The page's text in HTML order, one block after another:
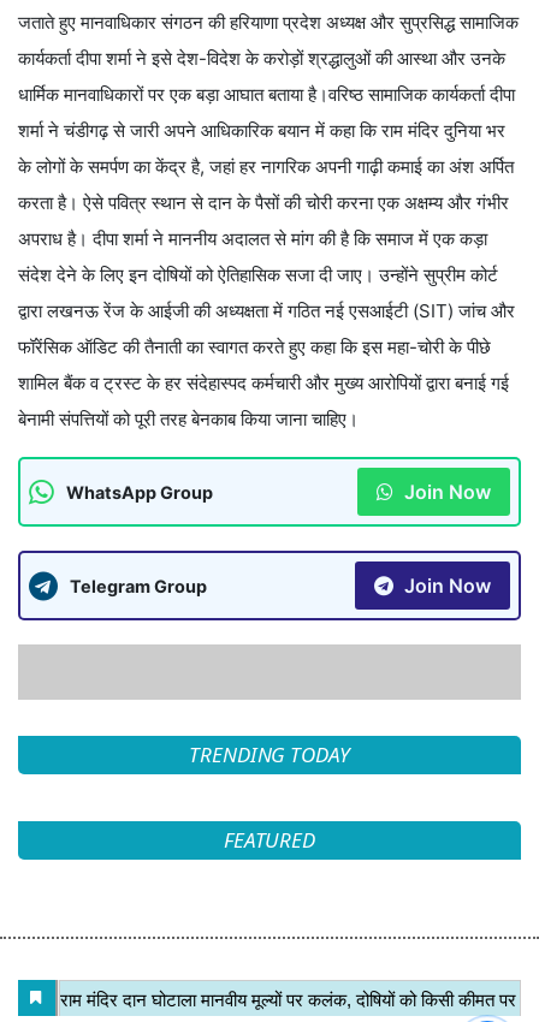
जताते हुए मानवाधिकार संगठन की हरियाणा प्रदेश अध्यक्ष और सुप्रसिद्ध सामाजिक
कार्यकर्ता दीपा शर्मा ने इसे देश-विदेश के करोड़ों श्रद्धालुओं की आस्था और उनके
धार्मिक मानवाधिकारों पर एक बड़ा आघात बताया है।वरिष्ठ सामाजिक कार्यकर्ता दीपा
शर्मा ने चंडीगढ़ से जारी अपने आधिकारिक बयान में कहा कि राम मंदिर दुनिया भर
के लोगों के समर्पण का केंद्र है, जहां हर नागरिक अपनी गाढ़ी कमाई का अंश अर्पित
करता है। ऐसे पवित्र स्थान से दान के पैसों की चोरी करना एक अक्षम्य और गंभीर
अपराध है। दीपा शर्मा ने माननीय अदालत से मांग की है कि समाज में एक कड़ा
संदेश देने के लिए इन दोषियों को ऐतिहासिक सजा दी जाए। उन्होंने सुप्रीम कोर्ट
द्वारा लखनऊ रेंज के आईजी की अध्यक्षता में गठित नई एसआईटी (SIT) जांच और
फॉरेंसिक ऑडिट की तैनाती का स्वागत करते हुए कहा कि इस महा-चोरी के पीछे
शामिल बैंक व ट्रस्ट के हर संदेहास्पद कर्मचारी और मुख्य आरोपियों द्वारा बनाई गई
बेनामी संपत्तियों को पूरी तरह बेनकाब किया जाना चाहिए।
WhatsApp Group Join Now
Telegram Group Join Now
TRENDING TODAY